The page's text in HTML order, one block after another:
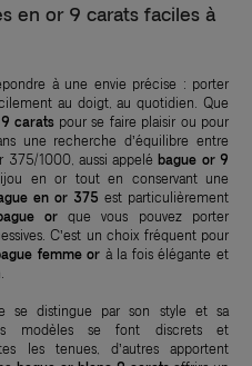
en or 9 carats faciles à
à une envie précise : porter
au doigt, au quotidien. Que
caratspour se faire plaisir ou pour
une recherche d’équilibre entre
375/1000, aussi appelébague or 9
en or tout en conservant une
en or 375 est particulièrement
orque vous pouvez porter
C’est un choix fréquent pour
femme or à la fois élégante et
se distingue par son style et sa
modèles se font discrets et
les tenues, d’autres apportent